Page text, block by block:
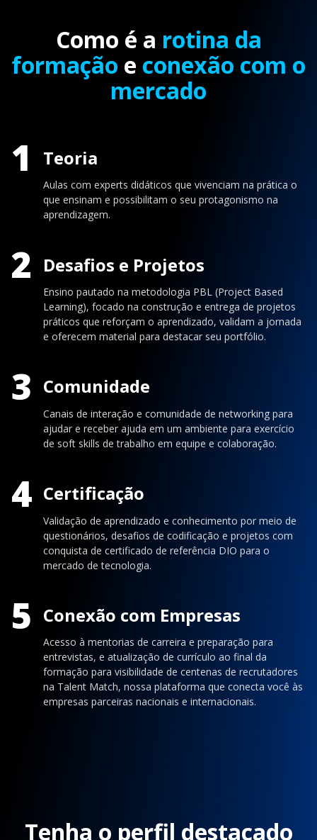
Como é a rotina da
formação e conexão com o
mercado
1 Teoria
Aulas com experts didáticos que vivenciam na prática o
que ensinam e possibilitam o seu protagonismo na
aprendizagem.
2 Desafios e Projetos
Ensino pautado na metodologia PBL (Project Based
Learning), focado na construção e entrega de projetos
práticos que reforçam o aprendizado, validam a jornada
e oferecem material para destacar seu portfólio.
3 Comunidade
Canais de interação e comunidade de networking para
ajudar e receber ajuda em um ambiente para exercício
de soft skills de trabalho em equipe e colaboração.
4 Certificação
Validação de aprendizado e conhecimento por meio de
questionários, desafios de codificação e projetos com
conquista de certificado de referência DIO para o
mercado de tecnologia.
5 Conexão com Empresas
Acesso à mentorias de carreira e preparação para
entrevistas, e atualização de currículo ao final da
formação para visibilidade de centenas de recrutadores
na Talent Match, nossa plataforma que conecta você às
empresas parceiras nacionais e internacionais.
Tenha o perfil destacado